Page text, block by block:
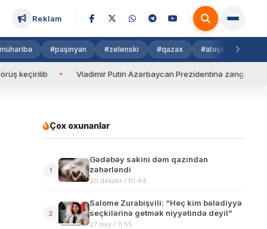
Reklam
#paşinyan #zelenski #qazax #atəşkəs
Vladimir Putin Azərbaycan Prezidentinə zəng edib
Çox oxunanlar
1
Gədəbəy sakini dəm qazından
zəhərləndi
30 dekabr / 10:44
2
Salome Zurabişvili: “Heç kim bələdiyyə
seçkilərinə getmək niyyətində deyil”
27 may / 11:55